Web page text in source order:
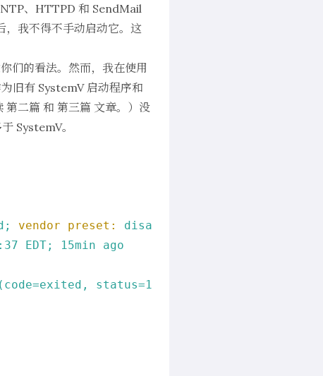
、HTTPD 和 SendMail
我不得不手动启动它。这
们的看法。然而，我在使用
旧有 SystemV 启动程序和
第二篇 和 第三篇 文章。）没
SystemV。
vendor preset:
disabled)
EDT; 15min
ago
(code=exited,
status=1/FAILURE)